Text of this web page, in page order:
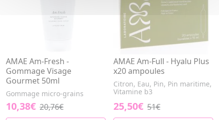
AMAE Am-Fresh -
Gommage Visage
Gourmet 50ml
Gommage micro-grains
10,38€ 20,76€
AMAE Am-Full - Hyalu Plus
x20 ampoules
Citron, Eau, Pin, Pin maritime,
Vitamine b3
25,50€ 51€